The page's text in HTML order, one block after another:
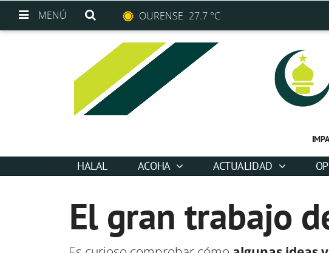
MENÚ OURENSE 27.7 °C
HALAL ACOHA ACTUALIDAD
El gran trabajo